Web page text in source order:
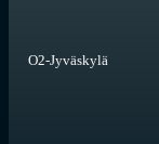
O2-Jyväskylä